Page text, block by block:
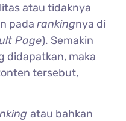
atau tidaknya
padarankingnya di
Page). Semakin
didapatkan, maka
tersebut,
atau bahkan